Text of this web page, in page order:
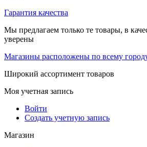
Гарантия качества
Мы предлагаем только те товары, в
уверены
Магазины расположены по всему
Широкий ассортимент товаров
Моя учетная запись
Войти
Создать учетную запись
Магазин